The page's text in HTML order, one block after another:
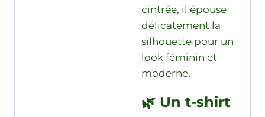
cintrée, il épouse
délicatement la
silhouette pour un
look féminin et
moderne.
🌿 Un t-shirt